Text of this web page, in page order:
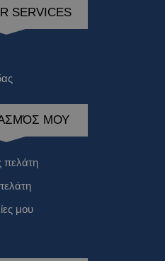
SERVICES
ΜΟΥ
πελάτη
μου